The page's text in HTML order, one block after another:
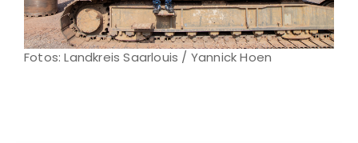
Fotos: Landkreis Saarlouis / Yannick Hoen